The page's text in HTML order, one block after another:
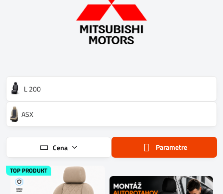
L 200
ASX
Cena Parametre
TOP PRODUKT